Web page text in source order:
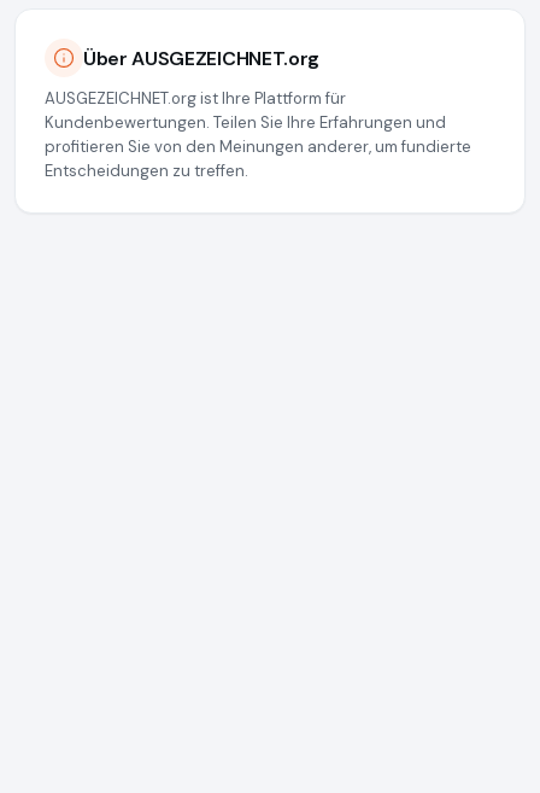
Über AUSGEZEICHNET.org
AUSGEZEICHNET.org ist Ihre Plattform für
Kundenbewertungen. Teilen Sie Ihre Erfahrungen und
profitieren Sie von den Meinungen anderer, um fundierte
Entscheidungen zu treffen.